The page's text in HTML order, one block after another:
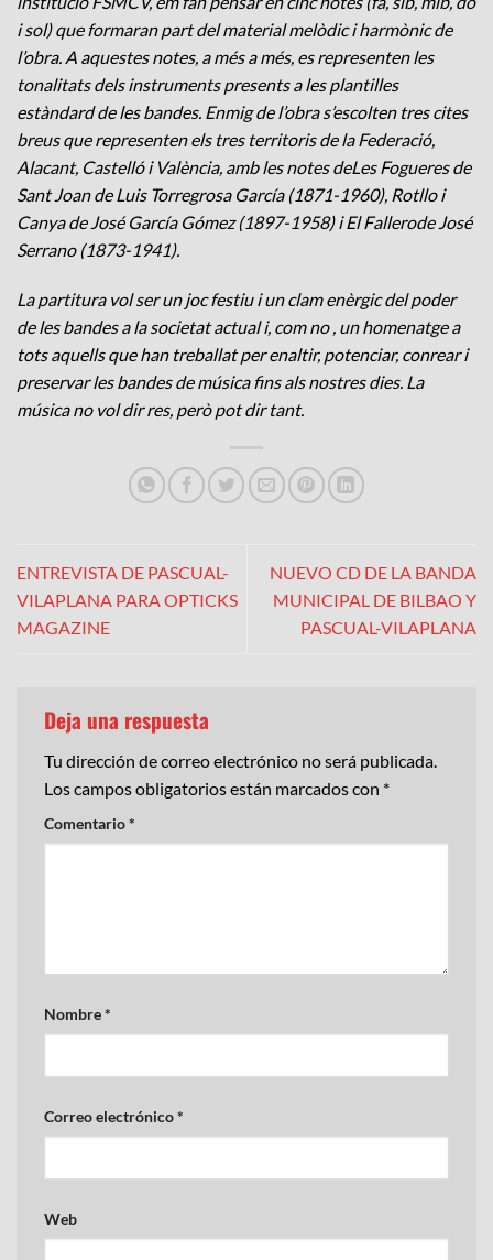
i sol) que formaran part del material melòdic i harmònic de
l’obra. A aquestes notes, a més a més, es representen les
tonalitats dels instruments presents a les plantilles
estàndard de les bandes. Enmig de l’obra s’escolten tres cites
breus que representen els tres territoris de la Federació,
Alacant, Castelló i València, amb les notes deLes Fogueres de
Sant Joan de Luis Torregrosa García (1871-1960), Rotllo i
Canya de José García Gómez (1897-1958) i El Fallerode José
Serrano (1873-1941).
La partitura vol ser un joc festiu i un clam enèrgic del poder
de les bandes a la societat actual i, com no , un homenatge a
tots aquells que han treballat per enaltir, potenciar, conrear i
preservar les bandes de música fins als nostres dies. La
música no vol dir res, però pot dir tant.
ENTREVISTA DE PASCUAL-
VILAPLANA PARA OPTICKS
MAGAZINE
NUEVO CD DE LA BANDA
MUNICIPAL DE BILBAO Y
PASCUAL-VILAPLANA
Deja una respuesta
Tu dirección de correo electrónico no será publicada.
Los campos obligatorios están marcados con *
Comentario*
Nombre*
Correo electrónico*
Web